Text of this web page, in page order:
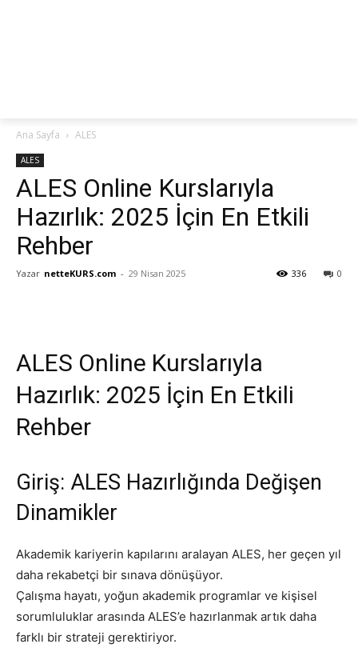
Ana Sayfa ALES
ALES
ALES Online Kurslarıyla
Hazırlık: 2025 İçin En Etkili
Rehber
Yazar netteKURS.com - 29 Nisan 2025 0
336
ALES Online Kurslarıyla
Hazırlık: 2025 İçin En Etkili
Rehber
Giriş: ALES Hazırlığında Değişen
Dinamikler
Akademik kariyerin kapılarını aralayan ALES, her geçen yıl
daha rekabetçi bir sınava dönüşüyor.
Çalışma hayatı, yoğun akademik programlar ve kişisel
sorumluluklar arasında ALES’e hazırlanmak artık daha
farklı bir strateji gerektiriyor.